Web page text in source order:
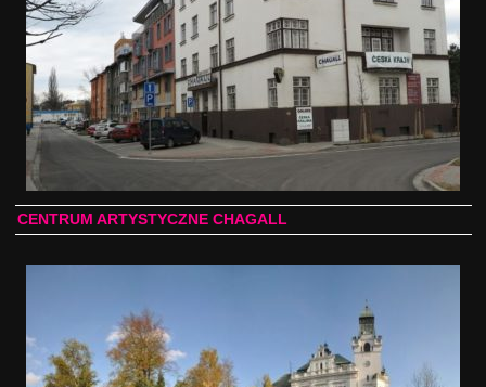
CENTRUM ARTYSTYCZNE CHAGALL